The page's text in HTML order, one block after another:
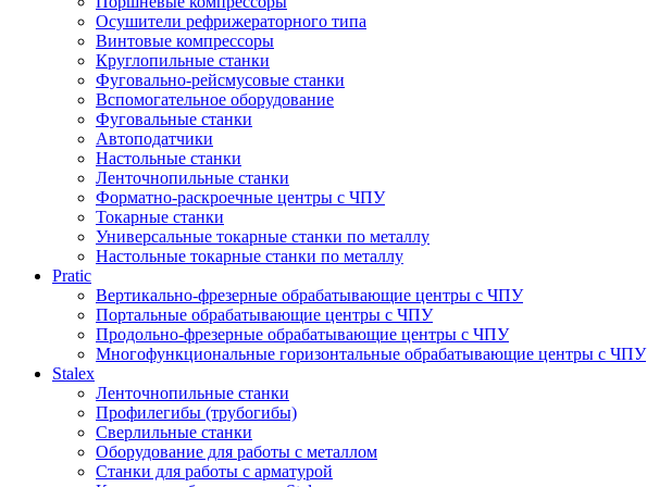
Осушители рефрижераторного типа
Винтовые компрессоры
Круглопильные станки
Фуговально-рейсмусовые станки
Вспомогательное оборудование
Фуговальные станки
Автоподатчики
Настольные станки
Ленточнопильные станки
Форматно-раскроечные центры с ЧПУ
Токарные станки
Универсальные токарные станки по металлу
Настольные токарные станки по металлу
Pratic
Вертикально-фрезерные обрабатывающие центры с ЧПУ
Портальные обрабатывающие центры с ЧПУ
Продольно-фрезерные обрабатывающие центры с ЧПУ
Многофункциональные горизонтальные обрабатывающие центры с ЧПУ
Stalex
Ленточнопильные станки
Профилегибы (трубогибы)
Сверлильные станки
Оборудование для работы с металлом
Станки для работы с арматурой